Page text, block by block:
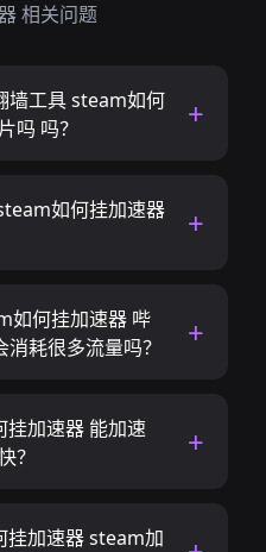
相关问题
墙工具 steam如何
吗 吗？
如何挂加速器
如何挂加速器 哔
耗很多流量吗？
加速器 能加速
？
挂加速器 steam加